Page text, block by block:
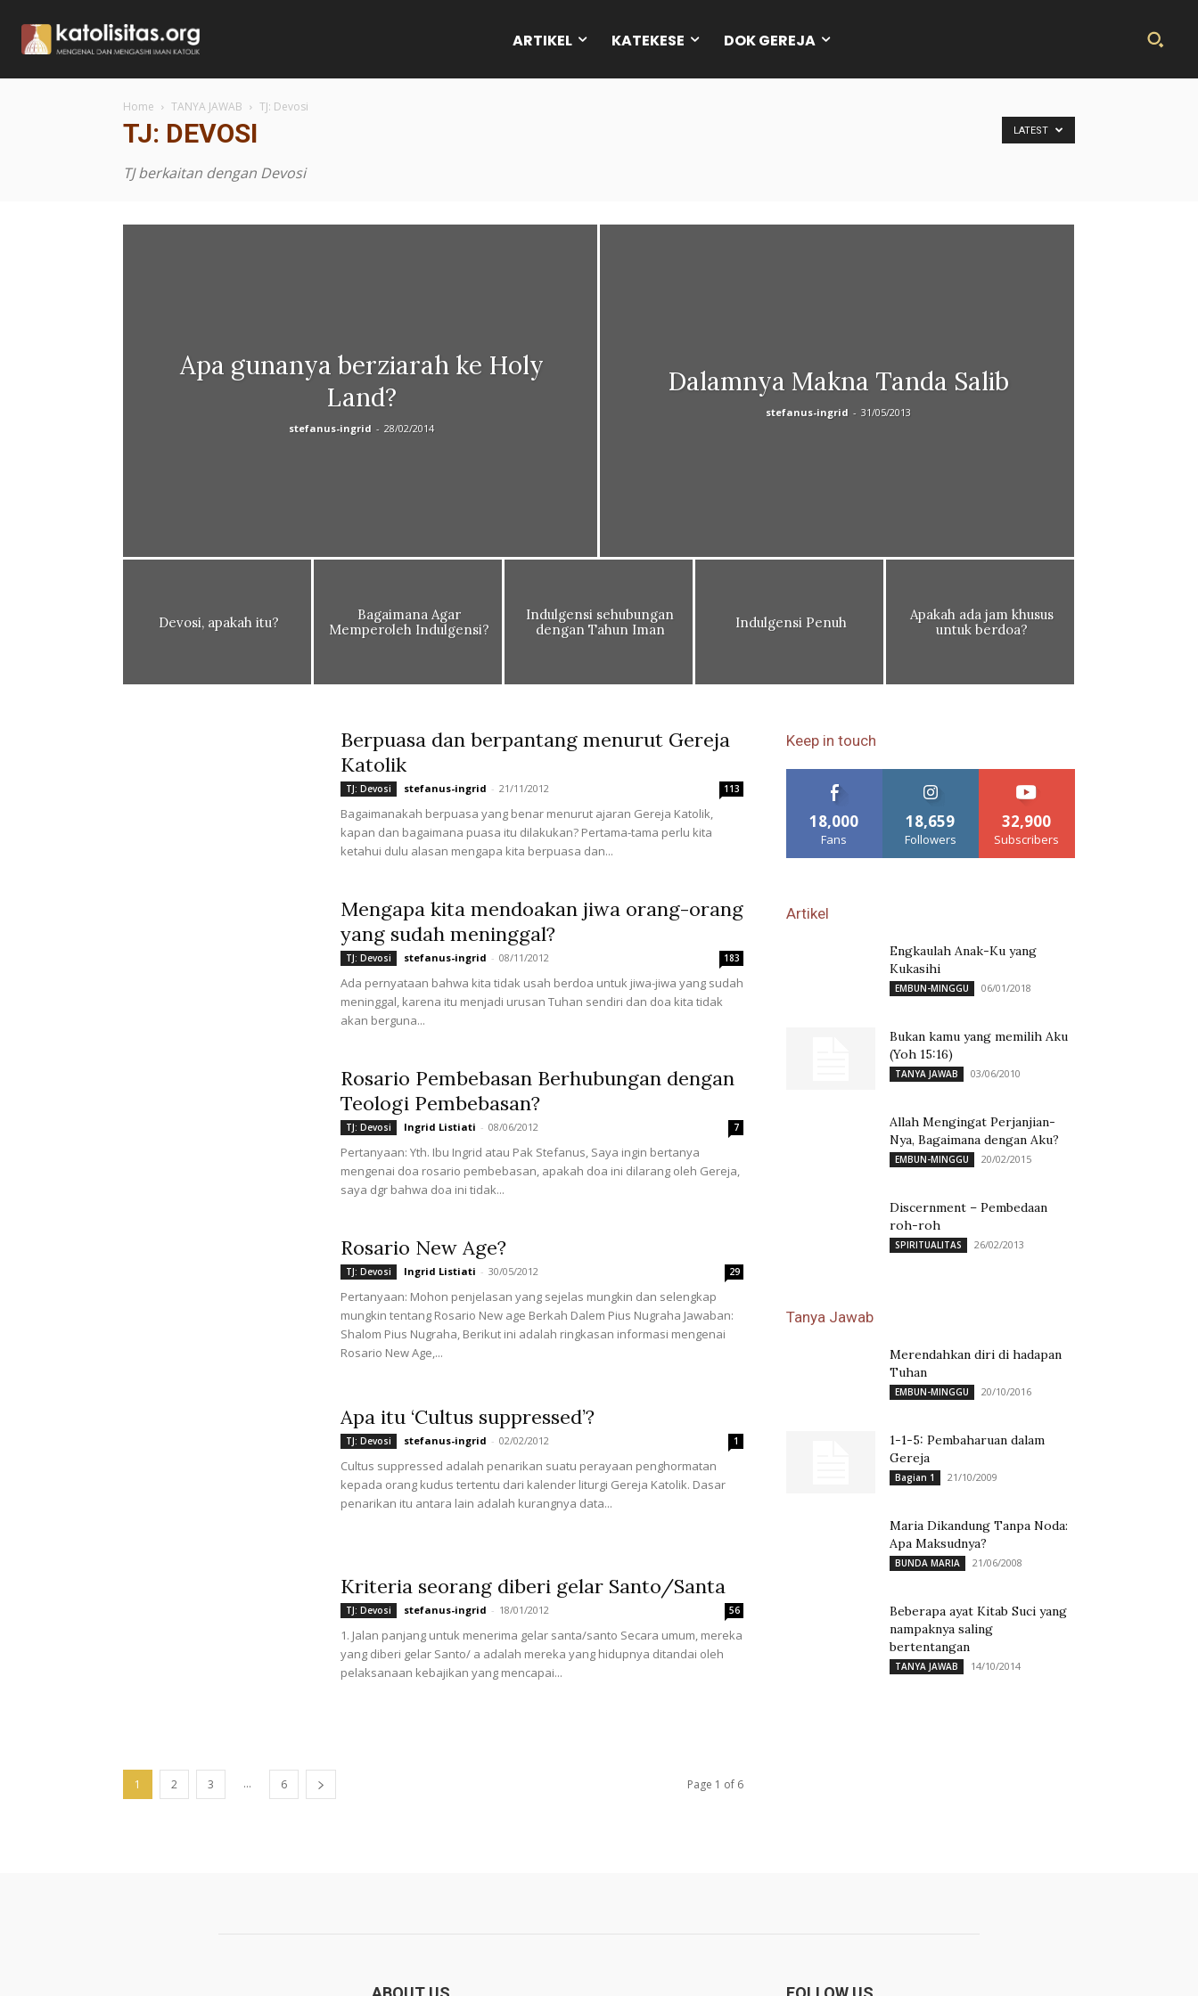
ARTIKEL KATEKESE DOK GEREJA
Home TANYA JAWAB TJ: Devosi
TJ: DEVOSI
TJ berkaitan dengan Devosi
LATEST
Apa gunanya berziarah ke Holy
Land?
stefanus-ingrid - 28/02/2014
Dalamnya Makna Tanda Salib
stefanus-ingrid - 31/05/2013
Devosi, apakah itu?
Bagaimana Agar
Memperoleh Indulgensi?
Indulgensi sehubungan
dengan Tahun Iman
Indulgensi Penuh
Apakah ada jam khusus
untuk berdoa?
Berpuasa dan berpantang menurut Gereja
Katolik
TJ: Devosi stefanus-ingrid - 21/11/2012 113
Bagaimanakah berpuasa yang benar menurut ajaran Gereja Katolik,
kapan dan bagaimana puasa itu dilakukan? Pertama-tama perlu kita
ketahui dulu alasan mengapa kita berpuasa dan...
Mengapa kita mendoakan jiwa orang-orang
yang sudah meninggal?
TJ: Devosi stefanus-ingrid - 08/11/2012 183
Ada pernyataan bahwa kita tidak usah berdoa untuk jiwa-jiwa yang sudah
meninggal, karena itu menjadi urusan Tuhan sendiri dan doa kita tidak
akan berguna...
Rosario Pembebasan Berhubungan dengan
Teologi Pembebasan?
TJ: Devosi Ingrid Listiati - 08/06/2012 7
Pertanyaan: Yth. Ibu Ingrid atau Pak Stefanus, Saya ingin bertanya
mengenai doa rosario pembebasan, apakah doa ini dilarang oleh Gereja,
saya dgr bahwa doa ini tidak...
Rosario New Age?
TJ: Devosi Ingrid Listiati - 30/05/2012 29
Pertanyaan: Mohon penjelasan yang sejelas mungkin dan selengkap
mungkin tentang Rosario New age Berkah Dalem Pius Nugraha Jawaban:
Shalom Pius Nugraha, Berikut ini adalah ringkasan informasi mengenai
Rosario New Age,...
Apa itu ‘Cultus suppressed’?
TJ: Devosi stefanus-ingrid - 02/02/2012 1
Cultus suppressed adalah penarikan suatu perayaan penghormatan
kepada orang kudus tertentu dari kalender liturgi Gereja Katolik. Dasar
penarikan itu antara lain adalah kurangnya data...
Kriteria seorang diberi gelar Santo/Santa
TJ: Devosi stefanus-ingrid - 18/01/2012 56
1. Jalan panjang untuk menerima gelar santa/santo Secara umum, mereka
yang diberi gelar Santo/ a adalah mereka yang hidupnya ditandai oleh
pelaksanaan kebajikan yang mencapai...
1 2 3 ... 6 Page 1 of 6
Keep in touch
18,000
Fans
18,659
Followers
32,900
Subscribers
Artikel
Engkaulah Anak-Ku yang
Kukasihi
EMBUN-MINGGU 06/01/2018
Bukan kamu yang memilih Aku
(Yoh 15:16)
TANYA JAWAB 03/06/2010
Allah Mengingat Perjanjian-
Nya, Bagaimana dengan Aku?
EMBUN-MINGGU 20/02/2015
Discernment – Pembedaan
roh-roh
SPIRITUALITAS 26/02/2013
Tanya Jawab
Merendahkan diri di hadapan
Tuhan
EMBUN-MINGGU 20/10/2016
1-1-5: Pembaharuan dalam
Gereja
Bagian 1 21/10/2009
Maria Dikandung Tanpa Noda:
Apa Maksudnya?
BUNDA MARIA 21/06/2008
Beberapa ayat Kitab Suci yang
nampaknya saling
bertentangan
TANYA JAWAB 14/10/2014